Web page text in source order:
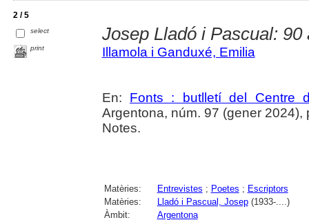
2 / 5
select
print
Josep Lladó i Pascual: 90
Illamola i Ganduxé, Emilia
En: Fonts : butlletí del Centre
Argentona, núm. 97 (gener 2024),
Notes.
Matèries: Entrevistes ; Poetes ; Escriptors
Matèries:
Lladó i Pascual, Josep(1933-....)
Àmbit:
Argentona